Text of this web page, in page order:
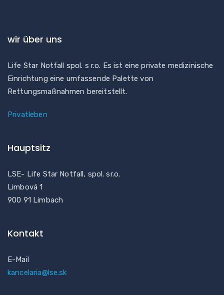
wir über uns
Life Star Notfall spol. s r.o. Es ist eine private medizinische
Einrichtung eine umfassende Palette von
Rettungsmaßnahmen bereitstellt.
Privatleben
Hauptsitz
LSE- Life Star Notfall, spol. sr.o.
Limbová 1
900 91 Limbach
Kontakt
E-Mail
kancelaria@lse.sk